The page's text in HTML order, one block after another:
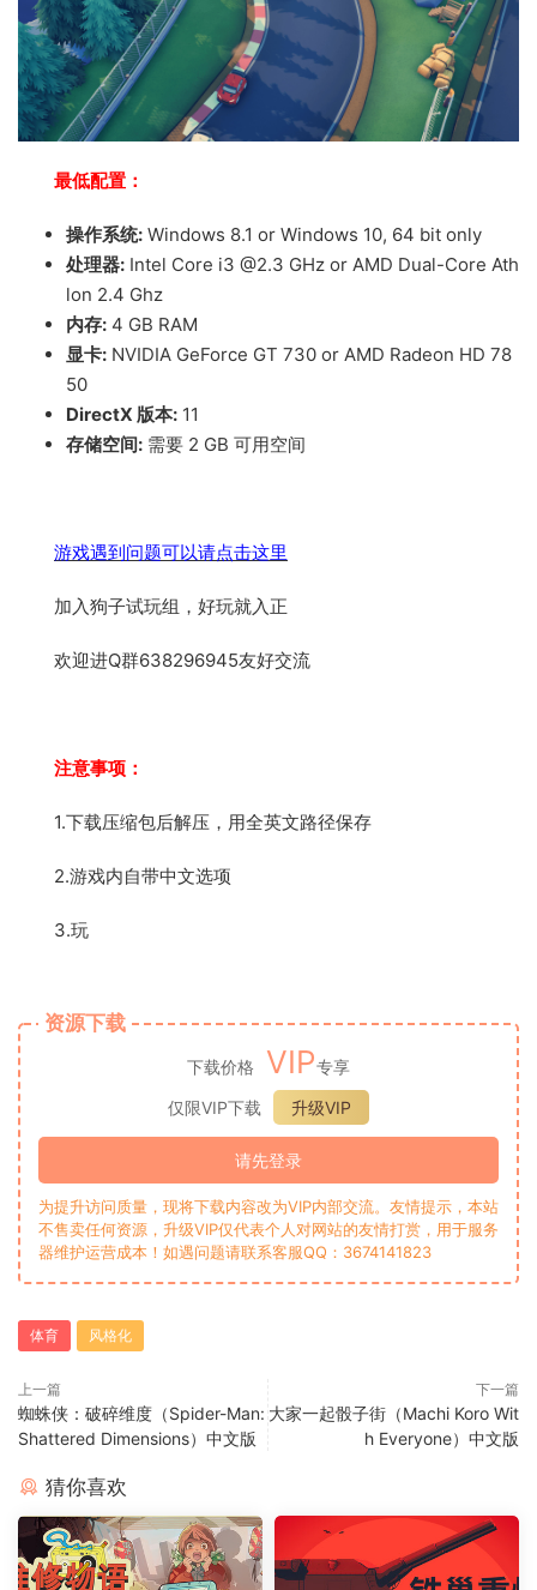
最低配置：
操作系统: Windows 8.1 or Windows 10, 64 bit only
处理器: Intel Core i3 @2.3 GHz or AMD Dual-Core Ath
lon 2.4 Ghz
内存: 4 GB RAM
显卡: NVIDIA GeForce GT 730 or AMD Radeon HD 78
50
DirectX 版本: 11
存储空间: 需要 2 GB 可用空间
游戏遇到问题可以请点击这里
加入狗子试玩组，好玩就入正
欢迎进Q群638296945友好交流
注意事项：
1.下载压缩包后解压，用全英文路径保存
2.游戏内自带中文选项
3.玩
资源下载
下载价格 VIP专享
仅限VIP下载
升级VIP
请先登录
为提升访问质量，现将下载内容改为VIP内部交流。友情提示，本站
不售卖任何资源，升级VIP仅代表个人对网站的友情打赏，用于服务
器维护运营成本！如遇问题请联系客服QQ：3674141823
体育 风格化
上一篇
蜘蛛侠：破碎维度（Spider-Man:
Shattered Dimensions）中文版
下一篇
大家一起骰子街（Machi Koro Wit
h Everyone）中文版
猜你喜欢